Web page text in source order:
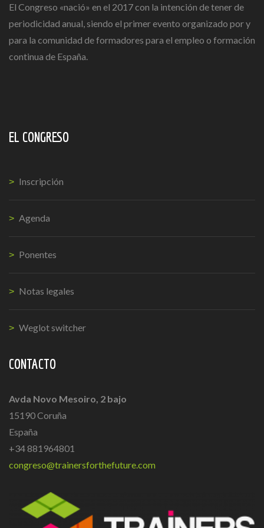
El Congreso «nació» en el 2017 con la intención de tener de
periodicidad anual, siendo el primer evento organizado por y
para la comunidad de formadores para el empleo o formación
continua de España.
EL CONGRESO
Inscripción
Agenda
Ponentes
Notas legales
Weglot switcher
CONTACTO
Avda Novo Mesoiro, 2 bajo
15190 Coruña
España
+34 881964801
congreso@trainersforthefuture.com